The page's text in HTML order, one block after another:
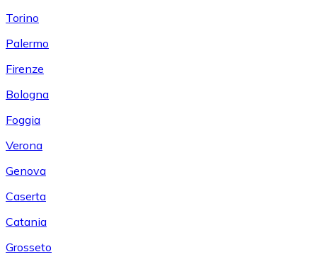
Torino
Palermo
Firenze
Bologna
Foggia
Verona
Genova
Caserta
Catania
Grosseto